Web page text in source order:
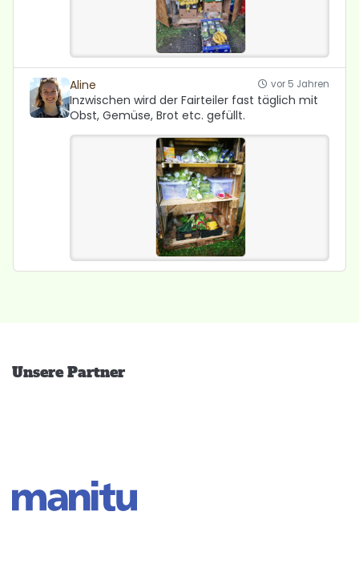
Aline vor 5 Jahren
Inzwischen wird der Fairteiler fast täglich mit
Obst, Gemüse, Brot etc. gefüllt.
Unsere Partner